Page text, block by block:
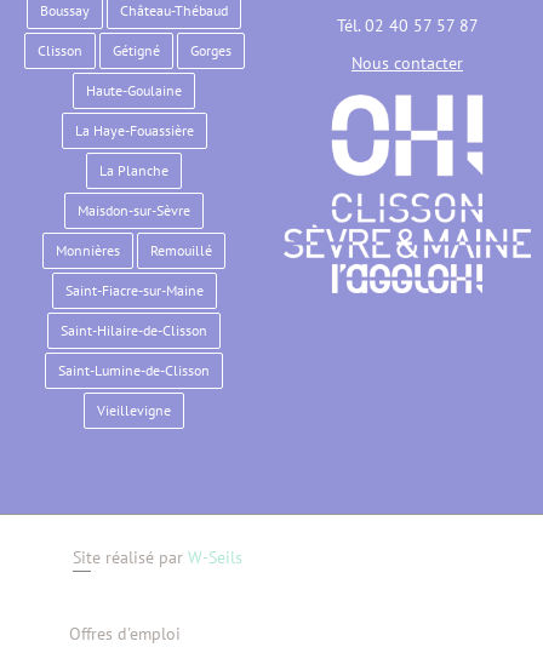
Boussay Château-Thébaud
Clisson Gétigné Gorges
Haute-Goulaine
La Haye-Fouassière
La Planche
Maisdon-sur-Sèvre
Monnières Remouillé
Saint-Fiacre-sur-Maine
Saint-Hilaire-de-Clisson
Saint-Lumine-de-Clisson
Vieillevigne
Tél. 02 40 57 57 87
Nous contacter
Site réalisé par W-Seils
Offres d'emploi